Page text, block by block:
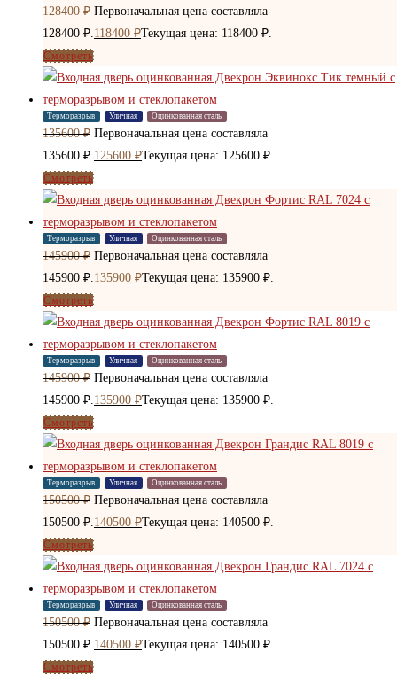
128400₽ Первоначальная цена составляла
128400 ₽.118400 ₽Текущая цена: 118400 ₽.
Смотреть
Терморазрыв Уличная Оцинкованная сталь
135600₽ Первоначальная цена составляла
135600 ₽.125600 ₽Текущая цена: 125600 ₽.
Смотреть
Терморазрыв Уличная Оцинкованная сталь
145900₽ Первоначальная цена составляла
145900 ₽.135900 ₽Текущая цена: 135900 ₽.
Смотреть
Терморазрыв Уличная Оцинкованная сталь
145900₽ Первоначальная цена составляла
145900 ₽.135900 ₽Текущая цена: 135900 ₽.
Смотреть
Терморазрыв Уличная Оцинкованная сталь
150500₽ Первоначальная цена составляла
150500 ₽.140500 ₽Текущая цена: 140500 ₽.
Смотреть
Терморазрыв Уличная Оцинкованная сталь
150500₽ Первоначальная цена составляла
150500 ₽.140500 ₽Текущая цена: 140500 ₽.
Смотреть